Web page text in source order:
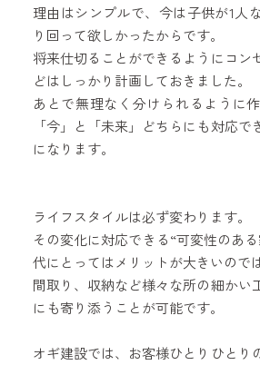
理由はシンプルで、今は子供が1人
り回って欲しかったからです。
将来仕切ることができるようにコン
どはしっかり計画しておきました。
あとで無理なく分けられるように
「今」と「未来」どちらにも対応
になります。
ライフスタイルは必ず変わります。
その変化に対応できる“可変性のあ
代にとってはメリットが大きいので
間取り、収納など様々な所の細かい
にも寄り添うことが可能です。
オギ建設では、お客様ひとりひとり